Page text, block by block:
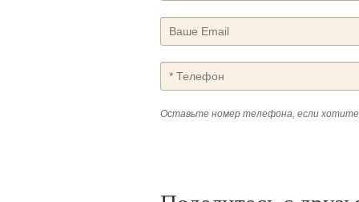
Оставьте номер телефона, если